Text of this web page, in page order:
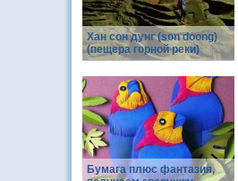
Хан сон дунг (son doong)
(пещера горной реки)
Бумага плюс фантазия,